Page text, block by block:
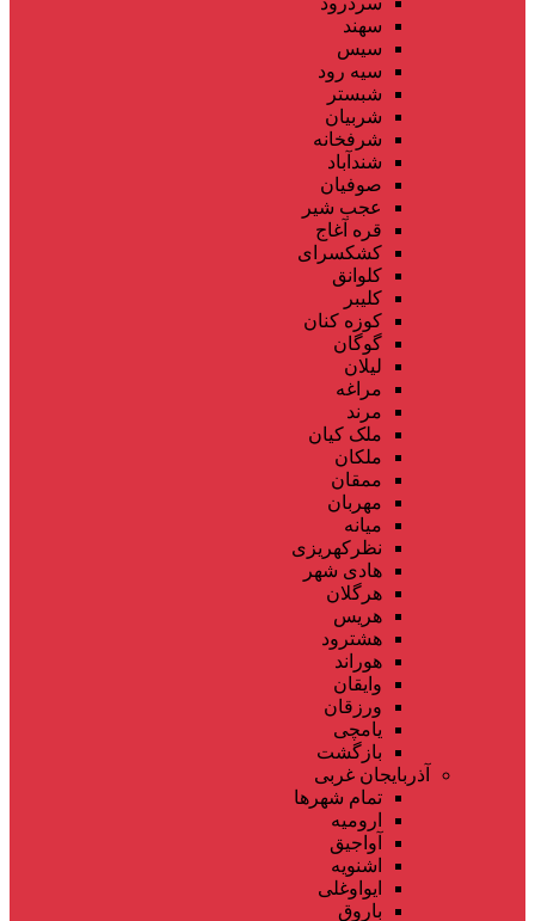
سهند
سیس
سیه رود
شبستر
شربیان
شرفخانه
شندآباد
صوفیان
عجب شیر
قره آغاج
کشکسرای
کلوانق
کلیبر
کوزه کنان
گوگان
لیلان
مراغه
مرند
ملک کیان
ملکان
ممقان
مهربان
میانه
نظرکهریزی
هادی شهر
هرگلان
هریس
هشترود
هوراند
وایقان
ورزقان
یامچی
بازگشت
آذربایجان غربی
تمام شهر‌ها
ارومیه
آواجیق
اشنویه
ایواوغلی
باروق